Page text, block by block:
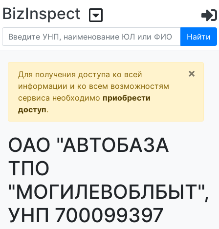
BizInspect
Найти
Для получения доступа ко всей
информации и ко всем возможностям
сервиса необходимо приобрести
доступ.
×
ОАО "АВТОБАЗА
ТПО
"МОГИЛЕВОБЛБЫТ",
УНП 700099397